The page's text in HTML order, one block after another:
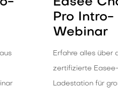
Pro Intro-
Webinar
Erfahre alles über
zertifizierte
Ladestation für